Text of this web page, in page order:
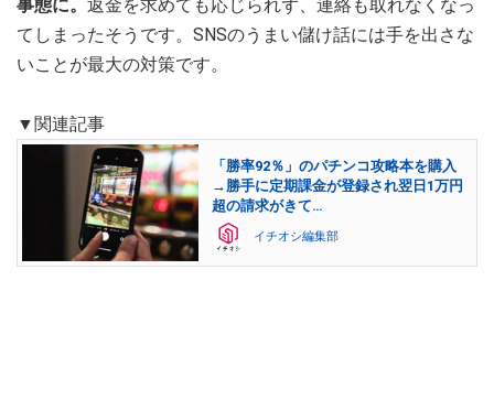
事態に。 返金を求めても応じられず、連絡も取れなくなっ
てしまったそうです。SNSのうまい儲け話には手を出さな
いことが最大の対策です。
▼関連記事
「勝率92％」のパチンコ攻略本を購入
→勝手に定期課金が登録され翌日1万円
超の請求がきて…
イチオシ編集部